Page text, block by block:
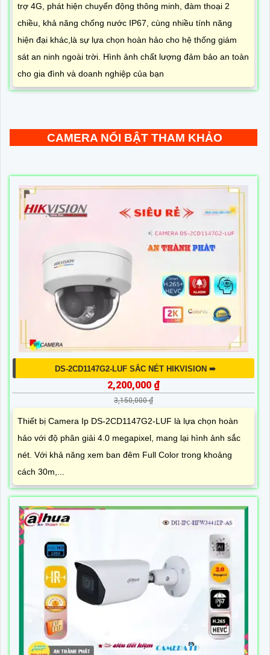
trợ 4G, phát hiện chuyển động thông minh, đàm thoại 2
chiều, khả năng chống nước IP67, cùng nhiều tính năng
hiện đại khác,là sự lựa chọn hoàn hảo cho hệ thống giám
sát an ninh ngoài trời. Hình ảnh chất lượng đảm bảo an toàn
cho gia đình và doanh nghiệp của bạn
CAMERA NỔI BẬT THAM KHẢO
DS-2CD1147G2-LUF SẮC NÉT HIKVISION ➠
2,200,000 ₫
3,150,000 ₫
Thiết bị Camera Ip DS-2CD1147G2-LUF là lựa chọn hoàn
hảo với độ phân giải 4.0 megapixel, mang lại hình ảnh sắc
nét. Với khả năng xem ban đêm Full Color trong khoảng
cách 30m,...